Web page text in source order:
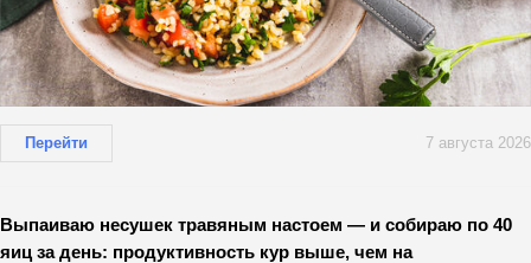
Перейти 7 августа 2026
Выпаиваю несушек травяным настоем — и собираю по 40
яиц за день: продуктивность кур выше, чем на